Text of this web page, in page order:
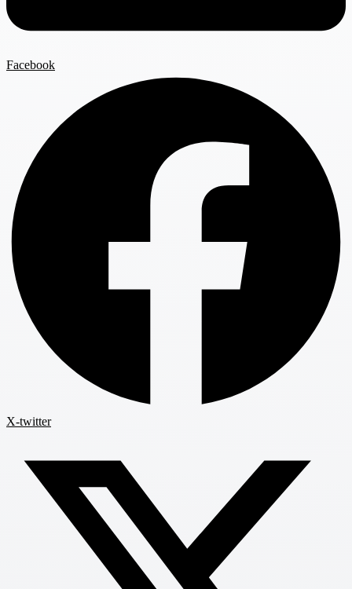
Facebook
X-twitter